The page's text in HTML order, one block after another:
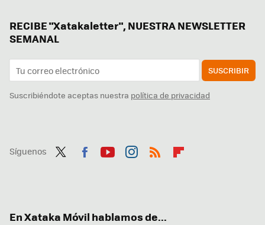
RECIBE "Xatakaletter", NUESTRA NEWSLETTER
SEMANAL
SUSCRIBIR
Suscribiéndote aceptas nuestra política de privacidad
Síguenos
En Xataka Móvil hablamos de...